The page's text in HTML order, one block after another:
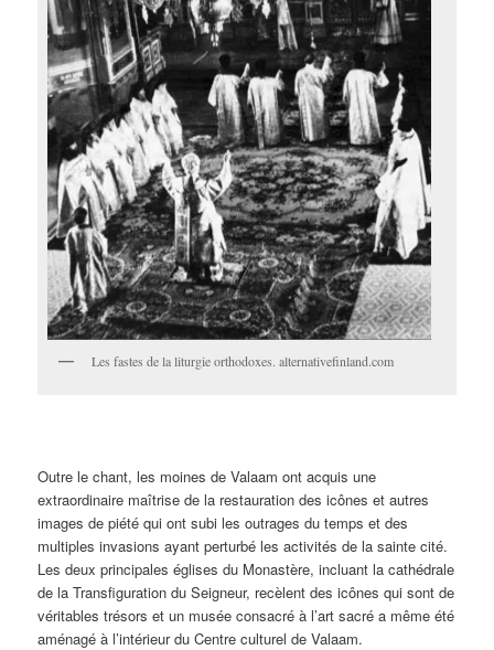
Les fastes de la liturgie orthodoxes. alternativefinland.com
Outre le chant, les moines de Valaam ont acquis une
extraordinaire maîtrise de la restauration des icônes et autres
images de piété qui ont subi les outrages du temps et des
multiples invasions ayant perturbé les activités de la sainte cité.
Les deux principales églises du Monastère, incluant la cathédrale
de la Transfiguration du Seigneur, recèlent des icônes qui sont de
véritables trésors et un musée consacré à l’art sacré a même été
aménagé à l’intérieur du Centre culturel de Valaam.